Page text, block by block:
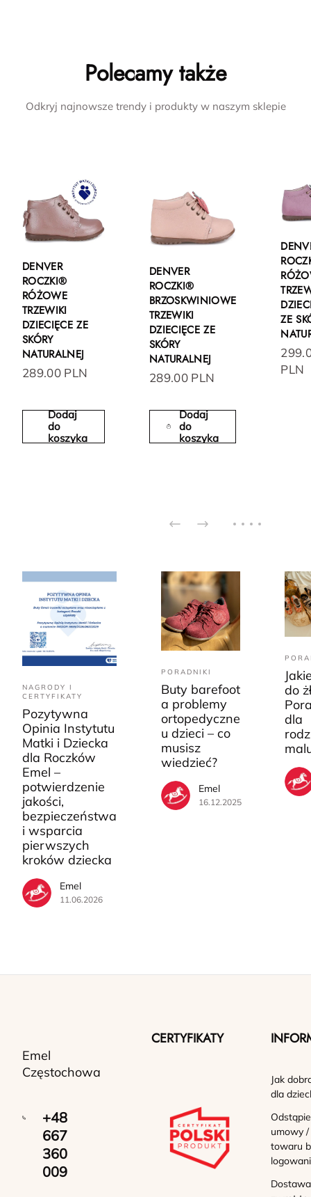
Polecamy także
Odkryj najnowsze trendy i produkty w naszym sklepie
DENVER
ROCZKI®
RÓŻOWE
TRZEWIKI
DZIECIĘCE ZE
SKÓRY
NATURALNEJ
289.00 PLN
Dodaj
do
koszyka
DENVER
ROCZKI®
BRZOSKWINIOWE
TRZEWIKI
DZIECIĘCE ZE
SKÓRY
NATURALNEJ
289.00 PLN
Dodaj
do
koszyka
ZE
PLN
NAGRODY I
CERTYFIKATY
Pozytywna
Opinia Instytutu
Matki i Dziecka
dla Roczków
Emel –
potwierdzenie
jakości,
bezpieczeństwa
i wsparcia
pierwszych
kroków dziecka
Emel
11.06.2026
PORADNIKI
Buty barefoot
a problemy
ortopedyczne
u dzieci – co
musisz
wiedzieć?
Emel
16.12.2025
do
dla
Emel
Częstochowa
+48
667
360
009
CERTYFIKATY
Jak
dla
umowy
towaru